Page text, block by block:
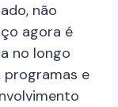
não
agora é
no longo
e